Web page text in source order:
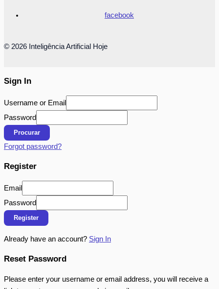
facebook
© 2026 Inteligência Artificial Hoje
Sign In
Username or Email
Password
Procurar
Forgot password?
Register
Email
Password
Register
Already have an account? Sign In
Reset Password
Please enter your username or email address, you will receive a